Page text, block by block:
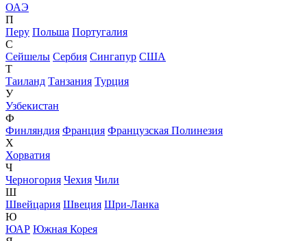
ОАЭ
П
Перу Польша Португалия
С
Сейшелы Сербия Сингапур США
Т
Таиланд Танзания Турция
У
Узбекистан
Ф
Финляндия Франция Французская Полинезия
Х
Хорватия
Ч
Черногория Чехия Чили
Ш
Швейцария Швеция Шри-Ланка
Ю
ЮАР Южная Корея